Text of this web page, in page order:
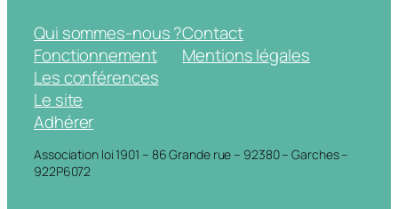
Qui sommes-nous ?
Fonctionnement
Les conférences
Le site
Adhérer
Contact
Mentions légales
Association loi 1901 – 86 Grande rue – 92380 – Garches –
922P6072